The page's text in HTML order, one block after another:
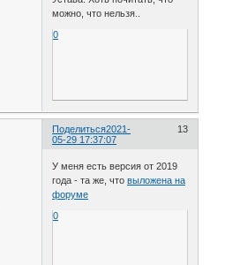
можно, что нельзя..
0
Поделиться 13
2021-
05-29 17:37:07
У меня есть версия от 2019
года - та же, чтовыложена на
форуме
0